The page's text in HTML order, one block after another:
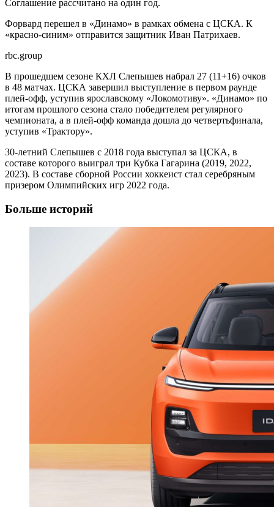
Соглашение рассчитано на один год.
Форвард перешел в «Динамо» в рамках обмена с ЦСКА. К
«красно-синим» отправится защитник Иван Патрихаев.
rbc.group
В прошедшем сезоне КХЛ Слепышев набрал 27 (11+16) очков
в 48 матчах. ЦСКА завершил выступление в первом раунде
плей-офф, уступив ярославскому «Локомотиву». «Динамо» по
итогам прошлого сезона стало победителем регулярного
чемпионата, а в плей-офф команда дошла до четвертьфинала,
уступив «Трактору».
30-летний Слепышев с 2018 года выступал за ЦСКА, в
составе которого выиграл три Кубка Гагарина (2019, 2022,
2023). В составе сборной России хоккеист стал серебряным
призером Олимпийских игр 2022 года.
Больше историй